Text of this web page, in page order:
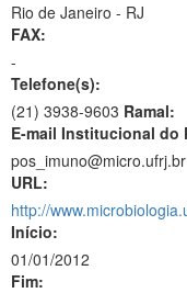
Rio de Janeiro - RJ
FAX:
-
Telefone(s):
(21) 3938-9603 Ramal:
E-mail Institucional do
pos_imuno@micro.ufrj.br
URL:
http://
Início:
01/01/2012
Fim: